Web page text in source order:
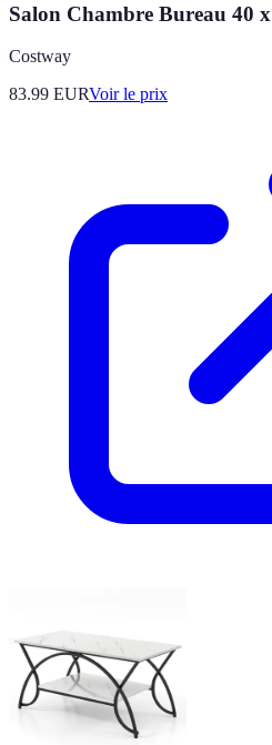
Salon Chambre Bureau 40
Costway
83.99 EURVoir le prix